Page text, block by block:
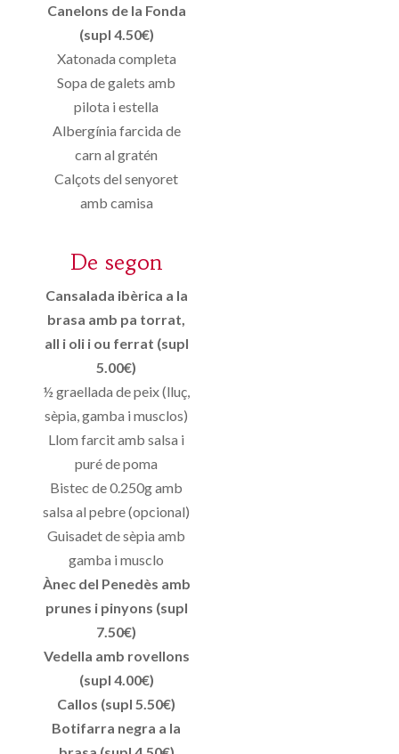
Canelons de la Fonda
(supl 4.50€)
Xatonada completa
Sopa de galets amb
pilota i estella
Albergínia farcida de
carn al gratén
Calçots del senyoret
amb camisa
De segon
Cansalada ibèrica a la
brasa amb pa torrat,
all i oli i ou ferrat (supl
5.00€)
½ graellada de peix (lluç,
sèpia, gamba i musclos)
Llom farcit amb salsa i
puré de poma
Bistec de 0.250g amb
salsa al pebre (opcional)
Guisadet de sèpia amb
gamba i musclo
Ànec del Penedès amb
prunes i pinyons (supl
7.50€)
Vedella amb rovellons
(supl 4.00€)
Callos (supl 5.50€)
Botifarra negra a la